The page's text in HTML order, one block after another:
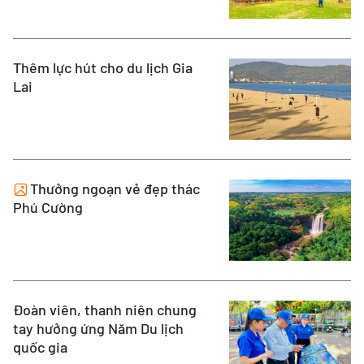
Thêm lực hút cho du lịch Gia
Lai
Thưởng ngoạn vẻ đẹp thác
Phú Cường
Đoàn viên, thanh niên chung
tay hưởng ứng Năm Du lịch
quốc gia